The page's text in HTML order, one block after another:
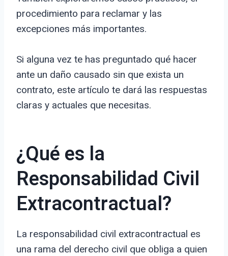
procedimiento para reclamar y las
excepciones más importantes.
Si alguna vez te has preguntado qué hacer
ante un daño causado sin que exista un
contrato, este artículo te dará las respuestas
claras y actuales que necesitas.
¿Qué es la
Responsabilidad Civil
Extracontractual?
La responsabilidad civil extracontractual es
una rama del derecho civil que obliga a quien